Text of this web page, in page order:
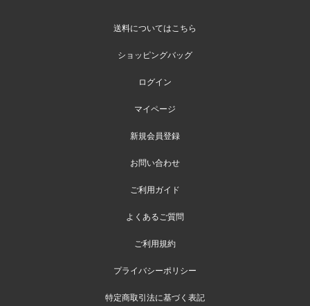
送料についてはこちら
ショッピングバッグ
ログイン
マイページ
新規会員登録
お問い合わせ
ご利用ガイド
よくあるご質問
ご利用規約
プライバシーポリシー
特定商取引法に基づく表記